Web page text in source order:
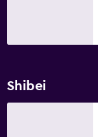
Shibei